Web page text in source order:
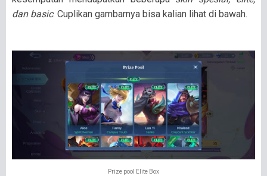
dan basic. Cuplikan gambarnya bisa kalian lihat di bawah.
Prize pool Elite Box